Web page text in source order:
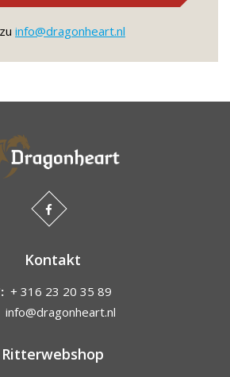
info@dragonheart.nl
Kontakt
+ 316 23 20 35 89
info@dragonheart.nl
Ritterwebshop